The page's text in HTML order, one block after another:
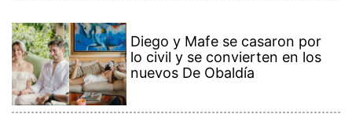
Diego y Mafe se casaron por
lo civil y se convierten en los
nuevos De Obaldía